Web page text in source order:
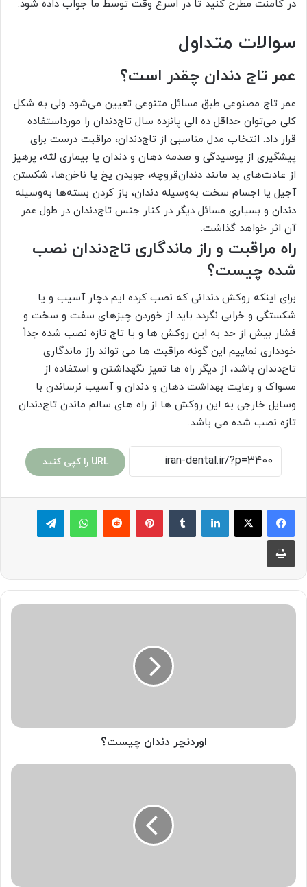
در کامنت مطرح کنید تا در اسرع وقت توسط ما جواب داده شود.
سوالات متداول
عمر تاج دندان چقدر است؟
عمر تاج مصنوعی طبق مسائل متنوعی تعیین می‌شود ولی به شکل
کلی می‌توان حداقل ده الی پانزده سال تاج‌دندان را مورداستفاده
قرار داد. انتخاب مدل مناسبی از تاج‌دندان، مراقبت درست برای
پیشگیری از پوسیدگی و صدمه دهان و دندان یا بیماری لثه، پرهیز
از عادت‌های بد مانند دندان‌قروچه، جویدن یخ یا ناخن‌ها، شکستن
آجیل یا اجسام سخت به‌وسیله دندان، باز کردن بسته‌ها به‌وسیله
دندان و بسیاری مسائل دیگر در کنار جنس تاج‌دندان در طول عمر
آن اثر خواهد گذاشت.
راه مراقبت و راز ماندگاری تاج‌دندان نصب
شده چیست؟
برای اینکه روکش دندانی که نصب کرده ایم دچار آسیب و یا
شکستگی و خرابی نگردد باید از خوردن چیزهای سفت و سخت و
فشار بیش از حد به این روکش ها و یا تاج تازه نصب شده جداً
خودداری نماییم این گونه مراقبت ها می تواند راز ماندگاری
تاج‌دندان باشد، از دیگر راه ها تمیز نگهداشتن و استفاده از
مسواک و رعایت بهداشت دهان و دندان و آسیب نرساندن با
وسایل خارجی به این روکش ها از راه های سالم ماندن تاج‌دندان
تازه نصب شده می باشد.
URL را کپی کنید
لینکدین ‫تامبلر پینترست‫رددیت واتس آپ تلگرام
چاپ
اوردنچر دندان
اوردنچر دندان چیست؟
اباتمنت